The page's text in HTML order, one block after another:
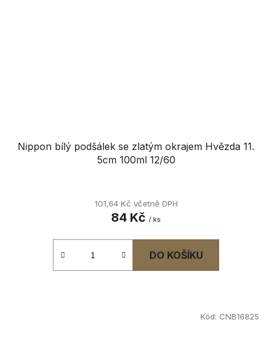
Nippon bílý podšálek se zlatým okrajem Hvězda 11.
5cm 100ml 12/60
101,64 Kč včetně DPH
84 Kč / ks
DO KOŠÍKU
Kód: CNB16825